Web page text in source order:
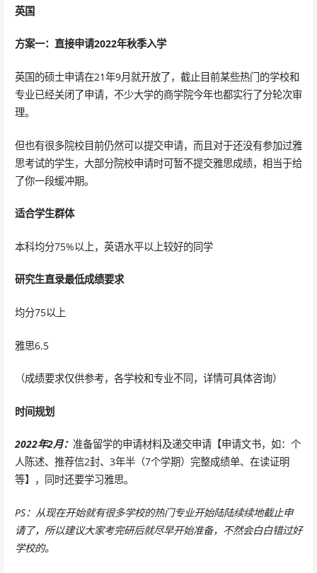
英国
方案一：直接申请2022年秋季入学
英国的硕士申请在21年9月就开放了，截止目前某些热门的学校和
专业已经关闭了申请，不少大学的商学院今年也都实行了分轮次审
理。
但也有很多院校目前仍然可以提交申请，而且对于还没有参加过雅
思考试的学生，大部分院校申请时可暂不提交雅思成绩，相当于给
了你一段缓冲期。
适合学生群体
本科均分75%以上，英语水平以上较好的同学
研究生直录最低成绩要求
均分75以上
雅思6.5
（成绩要求仅供参考，各学校和专业不同，详情可具体咨询）
时间规划
2022年2月： 准备留学的申请材料及递交申请【申请文书，如：个
人陈述、推荐信2封、3年半（7个学期）完整成绩单、在读证明
等】，同时还要学习雅思。
PS：从现在开始就有很多学校的热门专业开始陆陆续续地截止申
请了，所以建议大家考完研后就尽早开始准备，不然会白白错过好
学校的。